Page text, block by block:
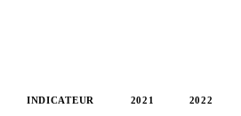
INDICATEUR 2021 2022